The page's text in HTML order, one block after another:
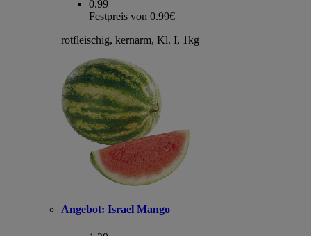
0.99
Festpreis von 0.99€
rotfleischig, kernarm, Kl. I, 1kg
Angebot: Israel Mango